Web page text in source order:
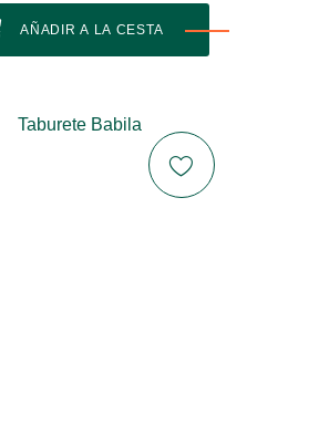
AÑADIR A LA CESTA